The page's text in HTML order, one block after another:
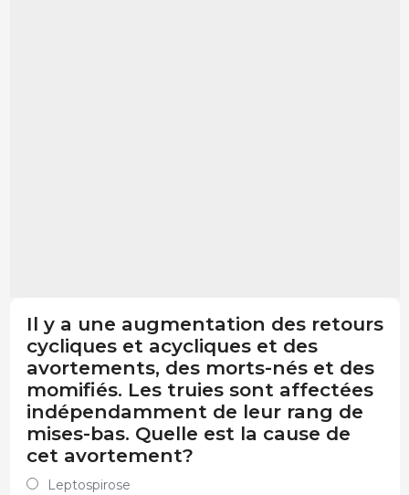
Il y a une augmentation des retours
cycliques et acycliques et des
avortements, des morts-nés et des
momifiés. Les truies sont affectées
indépendamment de leur rang de
mises-bas. Quelle est la cause de
cet avortement?
Leptospirose